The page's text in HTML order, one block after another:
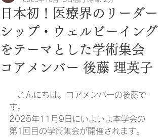
日本初！医療界のリーダー
シップ・ウェルビーイング
をテーマとした学術集会
コアメンバー 後藤 理英子
こんにちは。コアメンバーの後藤で
す。
2025年11月9日にいよいよ本学会の
第1回目の学術集会が開催されます。